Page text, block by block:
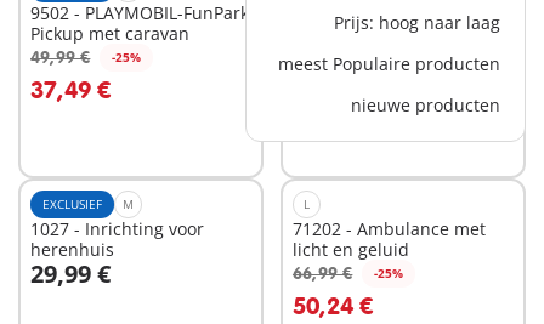
Prijs: hoog naar laag
meest Populaire producten
nieuwe producten
9502 - PLAYMOBIL-FunPark
Pickup met caravan
49,99 € -25%
37,49 €
In winkelwagen
9117 - PLAYMOBIL-FunPark
39,99 € -25%
29,99 €
In winkelwagen
EXCLUSIEF M
1027 - Inrichting voor
herenhuis
29,99 €
In winkelwagen
L
71202 - Ambulance met
licht en geluid
66,99 € -25%
50,24 €
In winkelwagen